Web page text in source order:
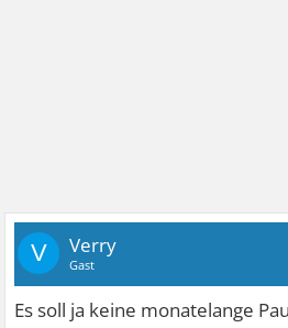
V Verry
Gast
Es soll ja keine monatelange